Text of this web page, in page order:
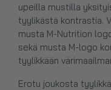
upeilla mustilla
tyylikästä kontrastia.
musta M-Nutrition
sekä musta M-logo
tyylikkään
Erotu joukosta